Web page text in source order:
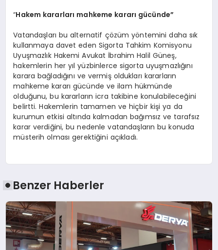
“Hakem kararları mahkeme kararı gücünde”
Vatandaşları bu alternatif çözüm yöntemini daha sık
kullanmaya davet eden Sigorta Tahkim Komisyonu
Uyuşmazlık Hakemi Avukat İbrahim Halil Güneş,
hakemlerin her yıl yüzbinlerce sigorta uyuşmazlığını
karara bağladığını ve vermiş oldukları kararların
mahkeme kararı gücünde ve ilam hükmünde
olduğunu, bu kararların icra takibine konulabileceğini
belirtti. Hakemlerin tamamen ve hiçbir kişi ya da
kurumun etkisi altında kalmadan bağımsız ve tarafsız
karar verdiğini, bu nedenle vatandaşların bu konuda
müsterih olması gerektiğini açıkladı.
Benzer Haberler